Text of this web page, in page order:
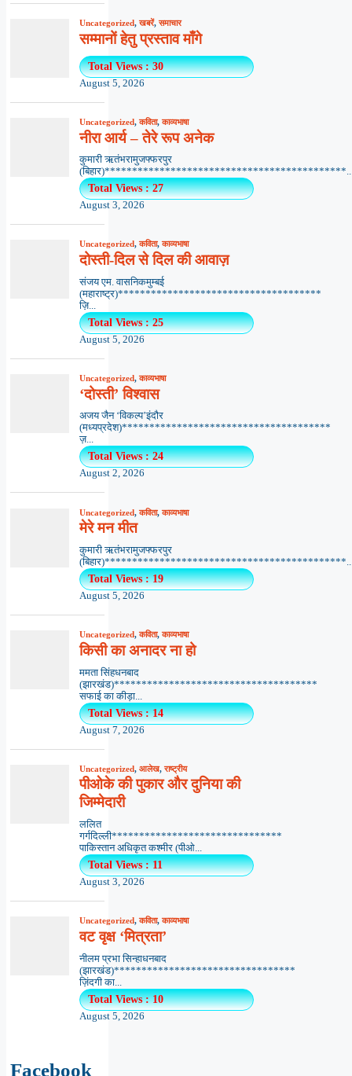
Uncategorized,खबरें,समाचार
सम्मानों हेतु प्रस्ताव माँगे
Total Views : 30
August 5, 2026
Uncategorized,कविता,काव्यभाषा
नीरा आर्य – तेरे रूप अनेक
कुमारी ऋतंभरामुजफ्फरपुर
Total Views : 27
August 3, 2026
Uncategorized,कविता,काव्यभाषा
दोस्ती-दिल से दिल की आवाज़
संजय एम. वासनिकमुम्बई
(महाराष्ट्र)*************************************
ज़ि...
Total Views : 25
August 5, 2026
Uncategorized,काव्यभाषा
‘दोस्ती’ विश्वास
अजय जैन ‘विकल्प’इंदौर
(मध्यप्रदेश)**************************************
ज़...
Total Views : 24
August 2, 2026
Uncategorized,कविता,काव्यभाषा
मेरे मन मीत
कुमारी ऋतंभरामुजफ्फरपुर
Total Views : 19
August 5, 2026
Uncategorized,कविता,काव्यभाषा
किसी का अनादर ना हो
ममता सिंहधनबाद
(झारखंड)*************************************
सफाई का कीड़ा...
Total Views : 14
August 7, 2026
Uncategorized, आलेख,राष्ट्रीय
पीओके की पुकार और दुनिया की
जिम्मेदारी
ललित
गर्गदिल्ली*******************************
पाकिस्तान अधिकृत कश्मीर (पीओ...
Total Views : 11
August 3, 2026
Uncategorized,कविता,काव्यभाषा
वट वृक्ष ‘मित्रता’
नीलम प्रभा सिन्हाधनबाद
(झारखंड)*********************************
ज़िंदगी का...
Total Views : 10
August 5, 2026
Facebook